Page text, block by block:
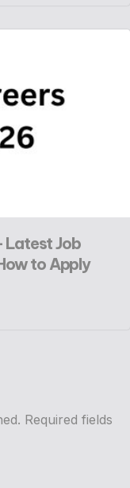
Latest Job
to Apply
Required fields